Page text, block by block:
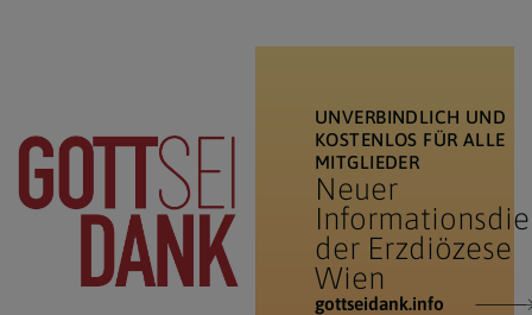
UNVERBINDLICH UND
KOSTENLOS FÜR ALLE
MITGLIEDER
Neuer
der Erzdiözese
Wien
gottseidank.info